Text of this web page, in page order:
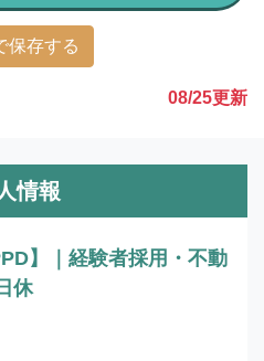
保存する
08/25更新
情報
】｜経験者採用・不動
休